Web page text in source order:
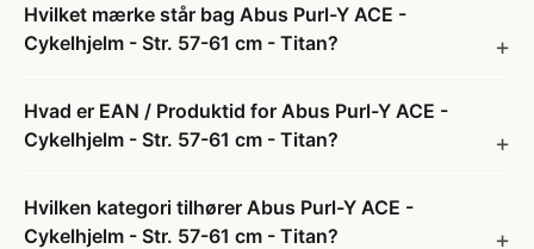
Hvilket mærke står bag Abus Purl-Y ACE -
Cykelhjelm - Str. 57-61 cm - Titan?
Hvad er EAN / Produktid for Abus Purl-Y ACE -
Cykelhjelm - Str. 57-61 cm - Titan?
Hvilken kategori tilhører Abus Purl-Y ACE -
Cykelhjelm - Str. 57-61 cm - Titan?